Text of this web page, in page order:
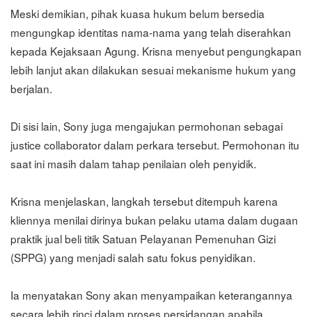
Meski demikian, pihak kuasa hukum belum bersedia
mengungkap identitas nama-nama yang telah diserahkan
kepada Kejaksaan Agung. Krisna menyebut pengungkapan
lebih lanjut akan dilakukan sesuai mekanisme hukum yang
berjalan.
Di sisi lain, Sony juga mengajukan permohonan sebagai
justice collaborator dalam perkara tersebut. Permohonan itu
saat ini masih dalam tahap penilaian oleh penyidik.
Krisna menjelaskan, langkah tersebut ditempuh karena
kliennya menilai dirinya bukan pelaku utama dalam dugaan
praktik jual beli titik Satuan Pelayanan Pemenuhan Gizi
(SPPG) yang menjadi salah satu fokus penyidikan.
Ia menyatakan Sony akan menyampaikan keterangannya
secara lebih rinci dalam proses persidangan apabila